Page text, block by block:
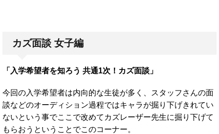
カズ面談 女子編
「入学希望者を知ろう 共通1次！カズ面談」
今回の入学希望者は内向的な生徒が多く、スタッフさんの面
談などのオーディション過程ではキャラが掘り下げきれてい
ないという事でここで改めてカズレーザー先生に掘り下げて
もらおうということでこのコーナー。